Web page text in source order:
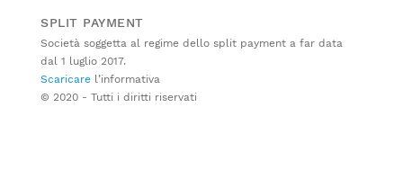
SPLIT PAYMENT
Società soggetta al regime dello split payment a far data
dal 1 luglio 2017.
Scaricare l’informativa
© 2020 - Tutti i diritti riservati